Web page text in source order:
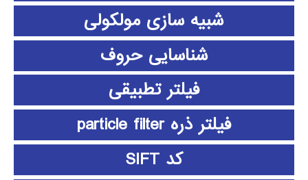
شبیه سازی مولکولی
شناسایی حروف
فیلتر تطبیقی
فیلتر ذره particle filter
کد SIFT